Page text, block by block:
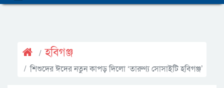
হবিগঞ্জ
শিশুদের ঈদের নতুন কাপড় দিলো ‘তারুণ্য সোসাইটি হবিগঞ্জ’